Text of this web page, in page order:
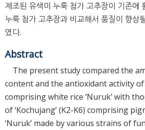
제조된 유색미 누룩 첨가 고추장이 기존에
누룩 첨가 고추장과 비교해서 품질이 향상
였다.
Abstract
The present study compared the
content and the antioxidant activity of
comprising white rice ‘Nuruk’ with
of ‘Kochujang’ (K2-K6) comprising
‘Nuruk’ made by various strains of